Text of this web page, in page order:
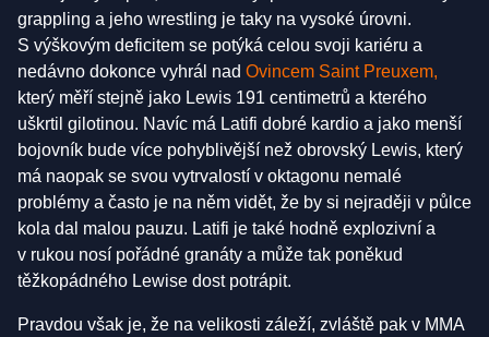
grappling a jeho wrestling je taky na vysoké úrovni.
S výškovým deficitem se potýká celou svoji kariéru a
nedávno dokonce vyhrál nad Ovincem Saint Preuxem,
který měří stejně jako Lewis 191 centimetrů a kterého
uškrtil gilotinou. Navíc má Latifi dobré kardio a jako menší
bojovník bude více pohyblivější než obrovský Lewis, který
má naopak se svou vytrvalostí v oktagonu nemalé
problémy a často je na něm vidět, že by si nejraději v půlce
kola dal malou pauzu. Latifi je také hodně explozivní a
v rukou nosí pořádné granáty a může tak poněkud
těžkopádného Lewise dost potrápit.
Pravdou však je, že na velikosti záleží, zvláště pak v MMA